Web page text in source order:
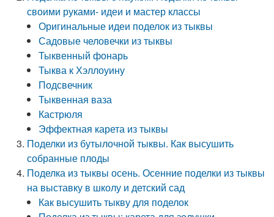
своими руками- идеи и мастер классы
Оригинальные идеи поделок из тыквы
Садовые человечки из тыквы
Тыквенный фонарь
Тыква к Хэллоуину
Подсвечник
Тыквенная ваза
Кастрюля
Эффектная карета из тыквы
Поделки из бутылочной тыквы. Как высушить
собранные плоды
Поделка из тыквы осень. Осенние поделки из тыквы
на выставку в школу и детский сад
Как высушить тыкву для поделок